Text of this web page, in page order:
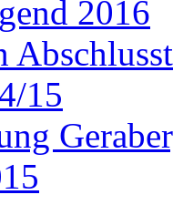
2016
15